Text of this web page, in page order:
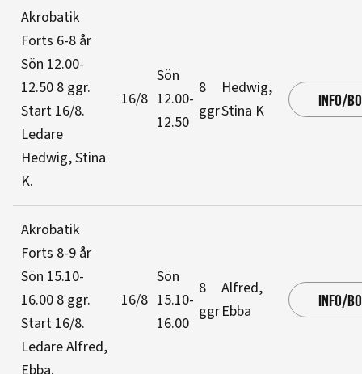
Akrobatik
Forts 6-8 år
Sön 12.00-
12.50 8 ggr.
Start 16/8.
Ledare
Hedwig, Stina
K.
16/8
Sön
12.00-
12.50
8
ggr
Hedwig,
Stina K
INFO/
Akrobatik
Forts 8-9 år
Sön 15.10-
16.00 8 ggr.
Start 16/8.
Ledare Alfred,
16/8
Sön
15.10-
16.00
8
ggr
Alfred,
Ebba
INFO/